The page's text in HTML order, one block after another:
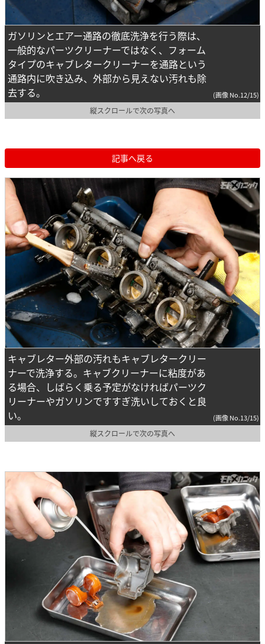
ガソリンとエアー通路の徹底洗浄を行う際は、
一般的なパーツクリーナーではなく、フォーム
タイプのキャブレタークリーナーを通路という
通路内に吹き込み、外部から見えない汚れも除
去する。
(画像 No.12/15)
縦スクロールで次の写真へ
記事へ戻る
キャブレター外部の汚れもキャブレタークリー
ナーで洗浄する。キャブクリーナーに粘度があ
る場合、しばらく乗る予定がなければパーツク
リーナーやガソリンですすぎ洗いしておくと良
い。
(画像 No.13/15)
縦スクロールで次の写真へ